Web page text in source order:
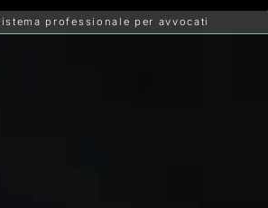
professionale per avvocati